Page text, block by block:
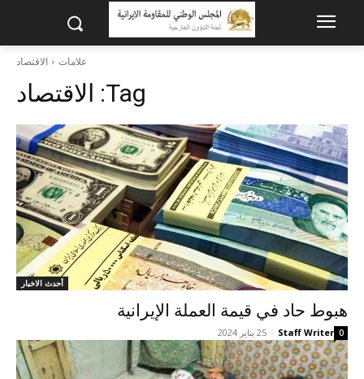
علامات الاقتصاد
Tag: الاقتصاد
أحدث الاخبار
هبوط حاد في قيمة العملة الإيرانية
Staff Writer
- 25 يناير 2024 0